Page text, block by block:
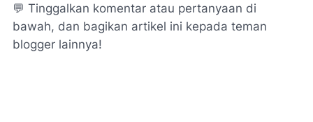
💬 Tinggalkan komentar atau pertanyaan di
bawah, dan bagikan artikel ini kepada teman
blogger lainnya!